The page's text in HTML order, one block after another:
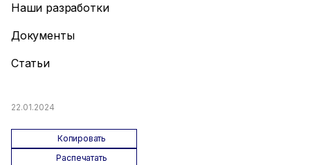
Наши разработки
Документы
Статьи
22.01.2024
Копировать
Распечатать